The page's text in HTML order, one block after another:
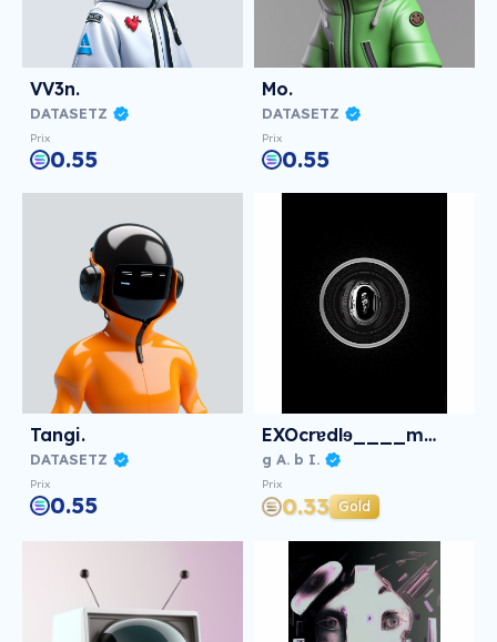
VV3n.
DATASETZ
Prix
0.55
Mo.
DATASETZ
Prix
0.55
Tangi.
DATASETZ
Prix
0.55
EXOcrɐdlɘ____module✦
g A. b I.
Prix
0.33 Gold